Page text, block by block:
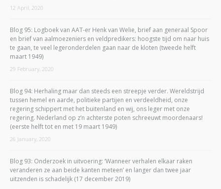
12 April, 2020
Blog 95: Logboek van AAT-er Henk van Welie, brief aan generaal Spoor
en brief van aalmoezeniers en veldpredikers: hoogste tijd om naar huis
te gaan, te veel legeronderdelen gaan naar de kloten (tweede helft
maart 1949)
29 February, 2020
Blog 94: Herhaling maar dan steeds een streepje verder. Wereldstrijd
tussen hemel en aarde, politieke partijen en verdeeldheid, onze
regering schippert met het buitenland en wij, ons leger met onze
regering. Nederland op z’n achterste poten schreeuwt moordenaars!
(eerste helft tot en met 19 maart 1949)
26 January, 2020
Blog 93: Onderzoek in uitvoering: ‘Wanneer verhalen elkaar raken
veranderen ze aan beide kanten meteen’ en langer dan twee jaar
uitzenden is schadelijk (17 december 2019)